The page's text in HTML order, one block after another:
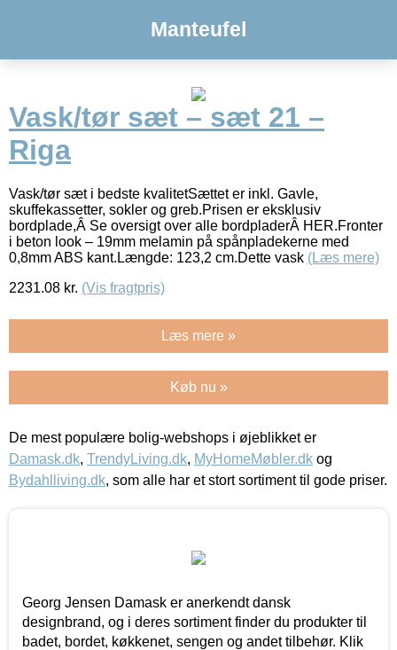
Manteufel
Vask/tør sæt – sæt 21 –
Riga
Vask/tør sæt i bedste kvalitetSættet er inkl. Gavle,
skuffekassetter, sokler og greb.Prisen er eksklusiv
bordplade,Â Se oversigt over alle bordpladerÂ HER.Fronter
i beton look – 19mm melamin på spånpladekerne med
0,8mm ABS kant.Længde: 123,2 cm.Dette vask (Læs mere)
2231.08 kr. (Vis fragtpris)
Læs mere »
Køb nu »
De mest populære bolig-webshops i øjeblikket er
Damask.dk, TrendyLiving.dk, MyHomeMøbler.dk og
Bydahlliving.dk, som alle har et stort sortiment til gode priser.
Georg Jensen Damask er anerkendt dansk
designbrand, og i deres sortiment finder du produkter til
badet, bordet, køkkenet, sengen og andet tilbehør. Klik